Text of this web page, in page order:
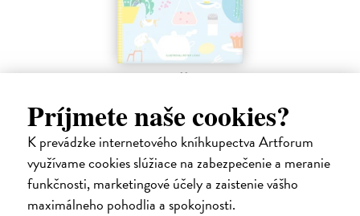
Príjmete naše cookies?
K prevádzke internetového kníhkupectva Artforum
využívame cookies slúžiace na zabezpečenie a meranie
funkčnosti, marketingové účely a zaistenie vášho
maximálneho pohodlia a spokojnosti.
Profesor Tekvička a Števko v domácom
laboratóriu
Šušaníková Ivana| Kniha
Vedeli ste, že si doma môžete vyrobiť soľné šperky, vlastné jogurty,
recyklovaný papier aj dúhu? Vyskúšajte so svojimi deťmi tridsať
jednoduchých pokusov s bežnými predmetmi a materiálmi.
Na sklade